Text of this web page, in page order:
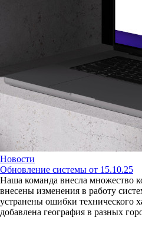
Новости
Обновление системы от 15.10.25
Наша команда внесла множество
внесены изменения в работу
устранены ошибки технического
добавлена география в разных